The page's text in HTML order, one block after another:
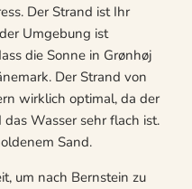
Der Strand ist Ihr
Umgebung ist
die Sonne in Grønhøj
Der Strand von
wirklich optimal, da der
Wasser sehr flach ist.
Sand.
um nach Bernstein zu